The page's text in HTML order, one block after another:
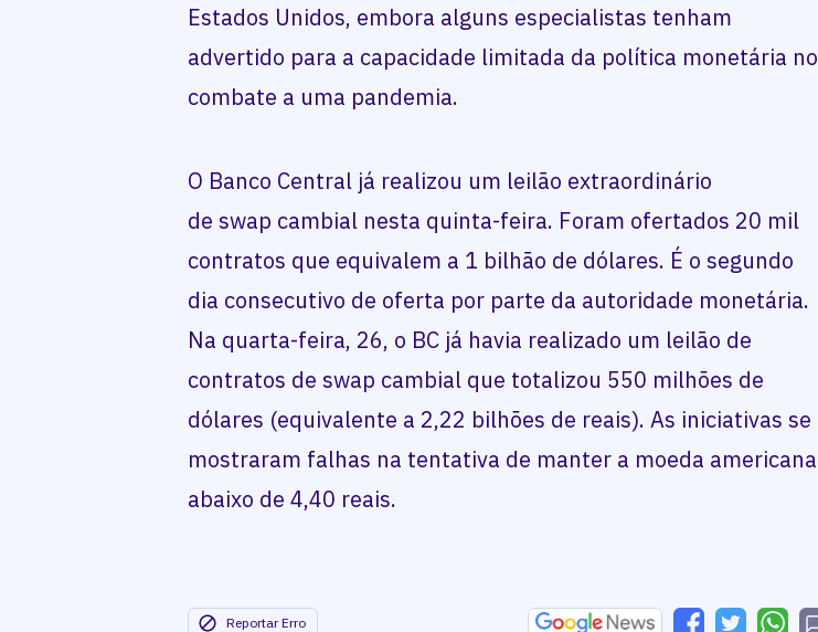
Estados Unidos, embora alguns especialistas tenham
advertido para a capacidade limitada da política monetária no
combate a uma pandemia.
O Banco Central já realizou um leilão extraordinário
de swap cambial nesta quinta-feira. Foram ofertados 20 mil
contratos que equivalem a 1 bilhão de dólares. É o segundo
dia consecutivo de oferta por parte da autoridade monetária.
Na quarta-feira, 26, o BC já havia realizado um leilão de
contratos de swap cambial que totalizou 550 milhões de
dólares (equivalente a 2,22 bilhões de reais). As iniciativas se
mostraram falhas na tentativa de manter a moeda americana
abaixo de 4,40 reais.
Reportar Erro